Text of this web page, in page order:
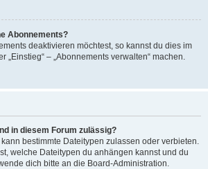
Abonnements?
deaktivieren möchtest, so kannst du dies im
„Einstieg“ – „Abonnements verwalten“ machen.
in diesem Forum zulässig?
bestimmte Dateitypen zulassen oder verbieten.
welche Dateitypen du anhängen kannst und du
dich bitte an die Board-Administration.